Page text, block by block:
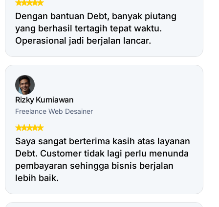
Dengan bantuan Debt, banyak piutang
yang berhasil tertagih tepat waktu.
Operasional jadi berjalan lancar.
Rizky Kurniawan
Freelance Web Desainer
Saya sangat berterima kasih atas layanan
Debt. Customer tidak lagi perlu menunda
pembayaran sehingga bisnis berjalan
lebih baik.